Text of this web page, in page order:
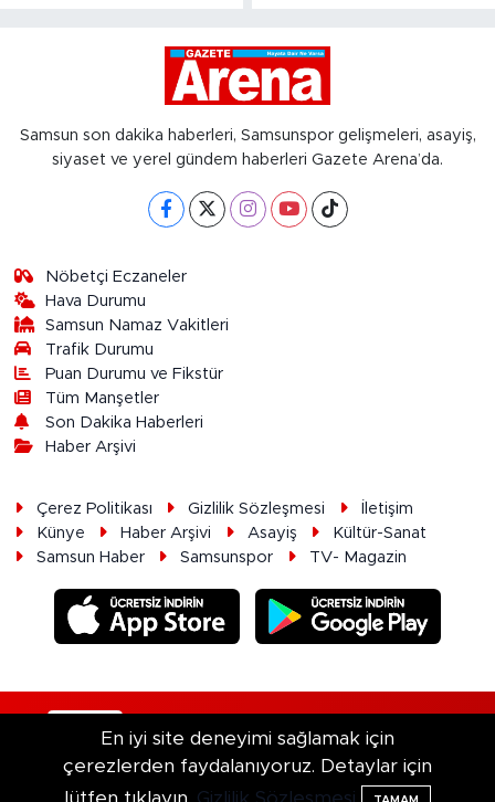
Samsun son dakika haberleri, Samsunspor gelişmeleri, asayiş,
siyaset ve yerel gündem haberleri Gazete Arena’da.
Nöbetçi Eczaneler
Hava Durumu
Samsun Namaz Vakitleri
Trafik Durumu
Puan Durumu ve Fikstür
Tüm Manşetler
Son Dakika Haberleri
Haber Arşivi
Çerez Politikası Gizlilik Sözleşmesi
İletişim
Künye
Haber Arşivi Asayiş
Kültür-Sanat
Samsun Haber
Samsunspor TV- Magazin
Haber Yazılımı:TE Bilişim
En iyi site deneyimi sağlamak için
çerezlerden faydalanıyoruz. Detaylar için
lütfen tıklayın. Gizlilik Sözleşmesi